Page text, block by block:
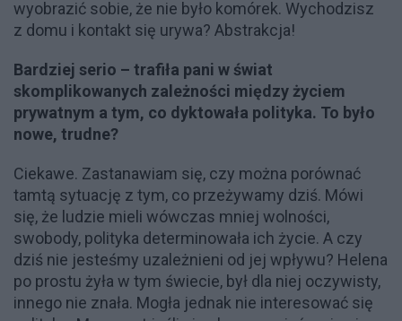
wyobrazić sobie, że nie było komórek. Wychodzisz
z domu i kontakt się urywa? Abstrakcja!
Bardziej serio – trafiła pani w świat
skomplikowanych zależności między życiem
prywatnym a tym, co dyktowała polityka. To było
nowe, trudne?
Ciekawe. Zastanawiam się, czy można porównać
tamtą sytuację z tym, co przeżywamy dziś. Mówi
się, że ludzie mieli wówczas mniej wolności,
swobody, polityka determinowała ich życie. A czy
dziś nie jesteśmy uzależnieni od jej wpływu? Helena
po prostu żyła w tym świecie, był dla niej oczywisty,
innego nie znała. Mogła jednak nie interesować się